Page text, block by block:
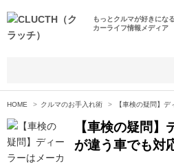
もっとクルマが好きになる
カーライフ情報メディア
HOME クルマのお手入れ術 【車検の疑問】
【車検の疑問
が違う車でも対